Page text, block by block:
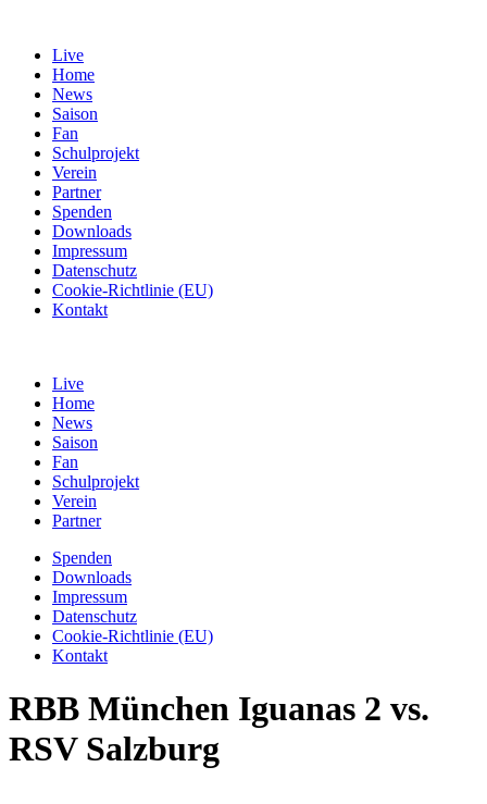
Live
Home
News
Saison
Fan
Schulprojekt
Verein
Partner
Spenden
Downloads
Impressum
Datenschutz
Cookie-Richtlinie (EU)
Kontakt
Live
Home
News
Saison
Fan
Schulprojekt
Verein
Partner
Spenden
Downloads
Impressum
Datenschutz
Cookie-Richtlinie (EU)
Kontakt
RBB München Iguanas 2 vs.
RSV Salzburg